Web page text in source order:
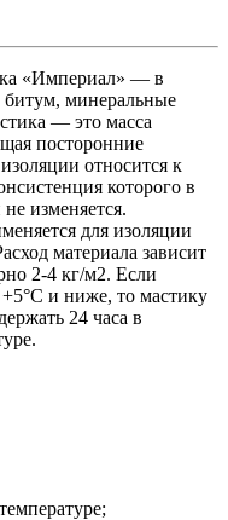
«Империал» — в
битум, минеральные
— это масса
посторонние
относится к
которого в
изменяется.
для изоляции
материала зависит
2-4 кг/м2. Если
и ниже, то мастику
24 часа в